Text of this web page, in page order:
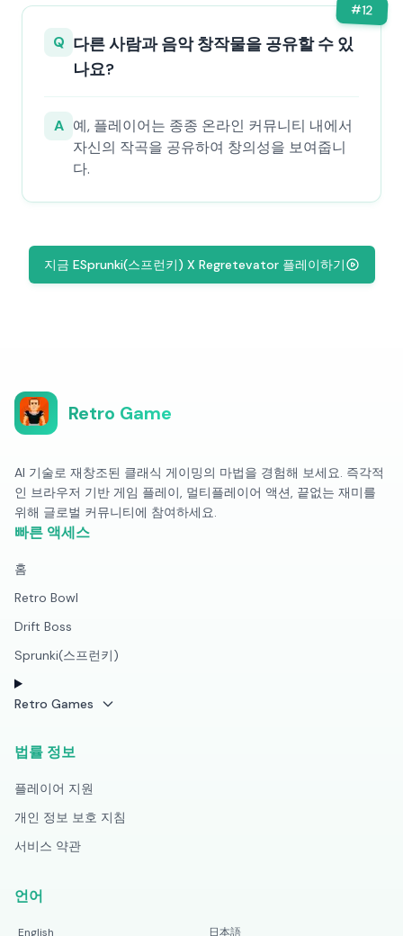
#12
Q 다른 사람과 음악 창작물을 공유할 수 있
나요?
A 예, 플레이어는 종종 온라인 커뮤니티 내에서
자신의 작곡을 공유하여 창의성을 보여줍니
다.
지금 ESprunki(스프런키) X Regretevator 플레이하기
Retro Game
AI 기술로 재창조된 클래식 게이밍의 마법을 경험해 보세요. 즉각적
인 브라우저 기반 게임 플레이, 멀티플레이어 액션, 끝없는 재미를
위해 글로벌 커뮤니티에 참여하세요.
빠른 액세스
홈
Retro Bowl
Drift Boss
Sprunki(스프런키)
Retro Games
법률 정보
플레이어 지원
개인 정보 보호 지침
서비스 약관
언어
English 日本語